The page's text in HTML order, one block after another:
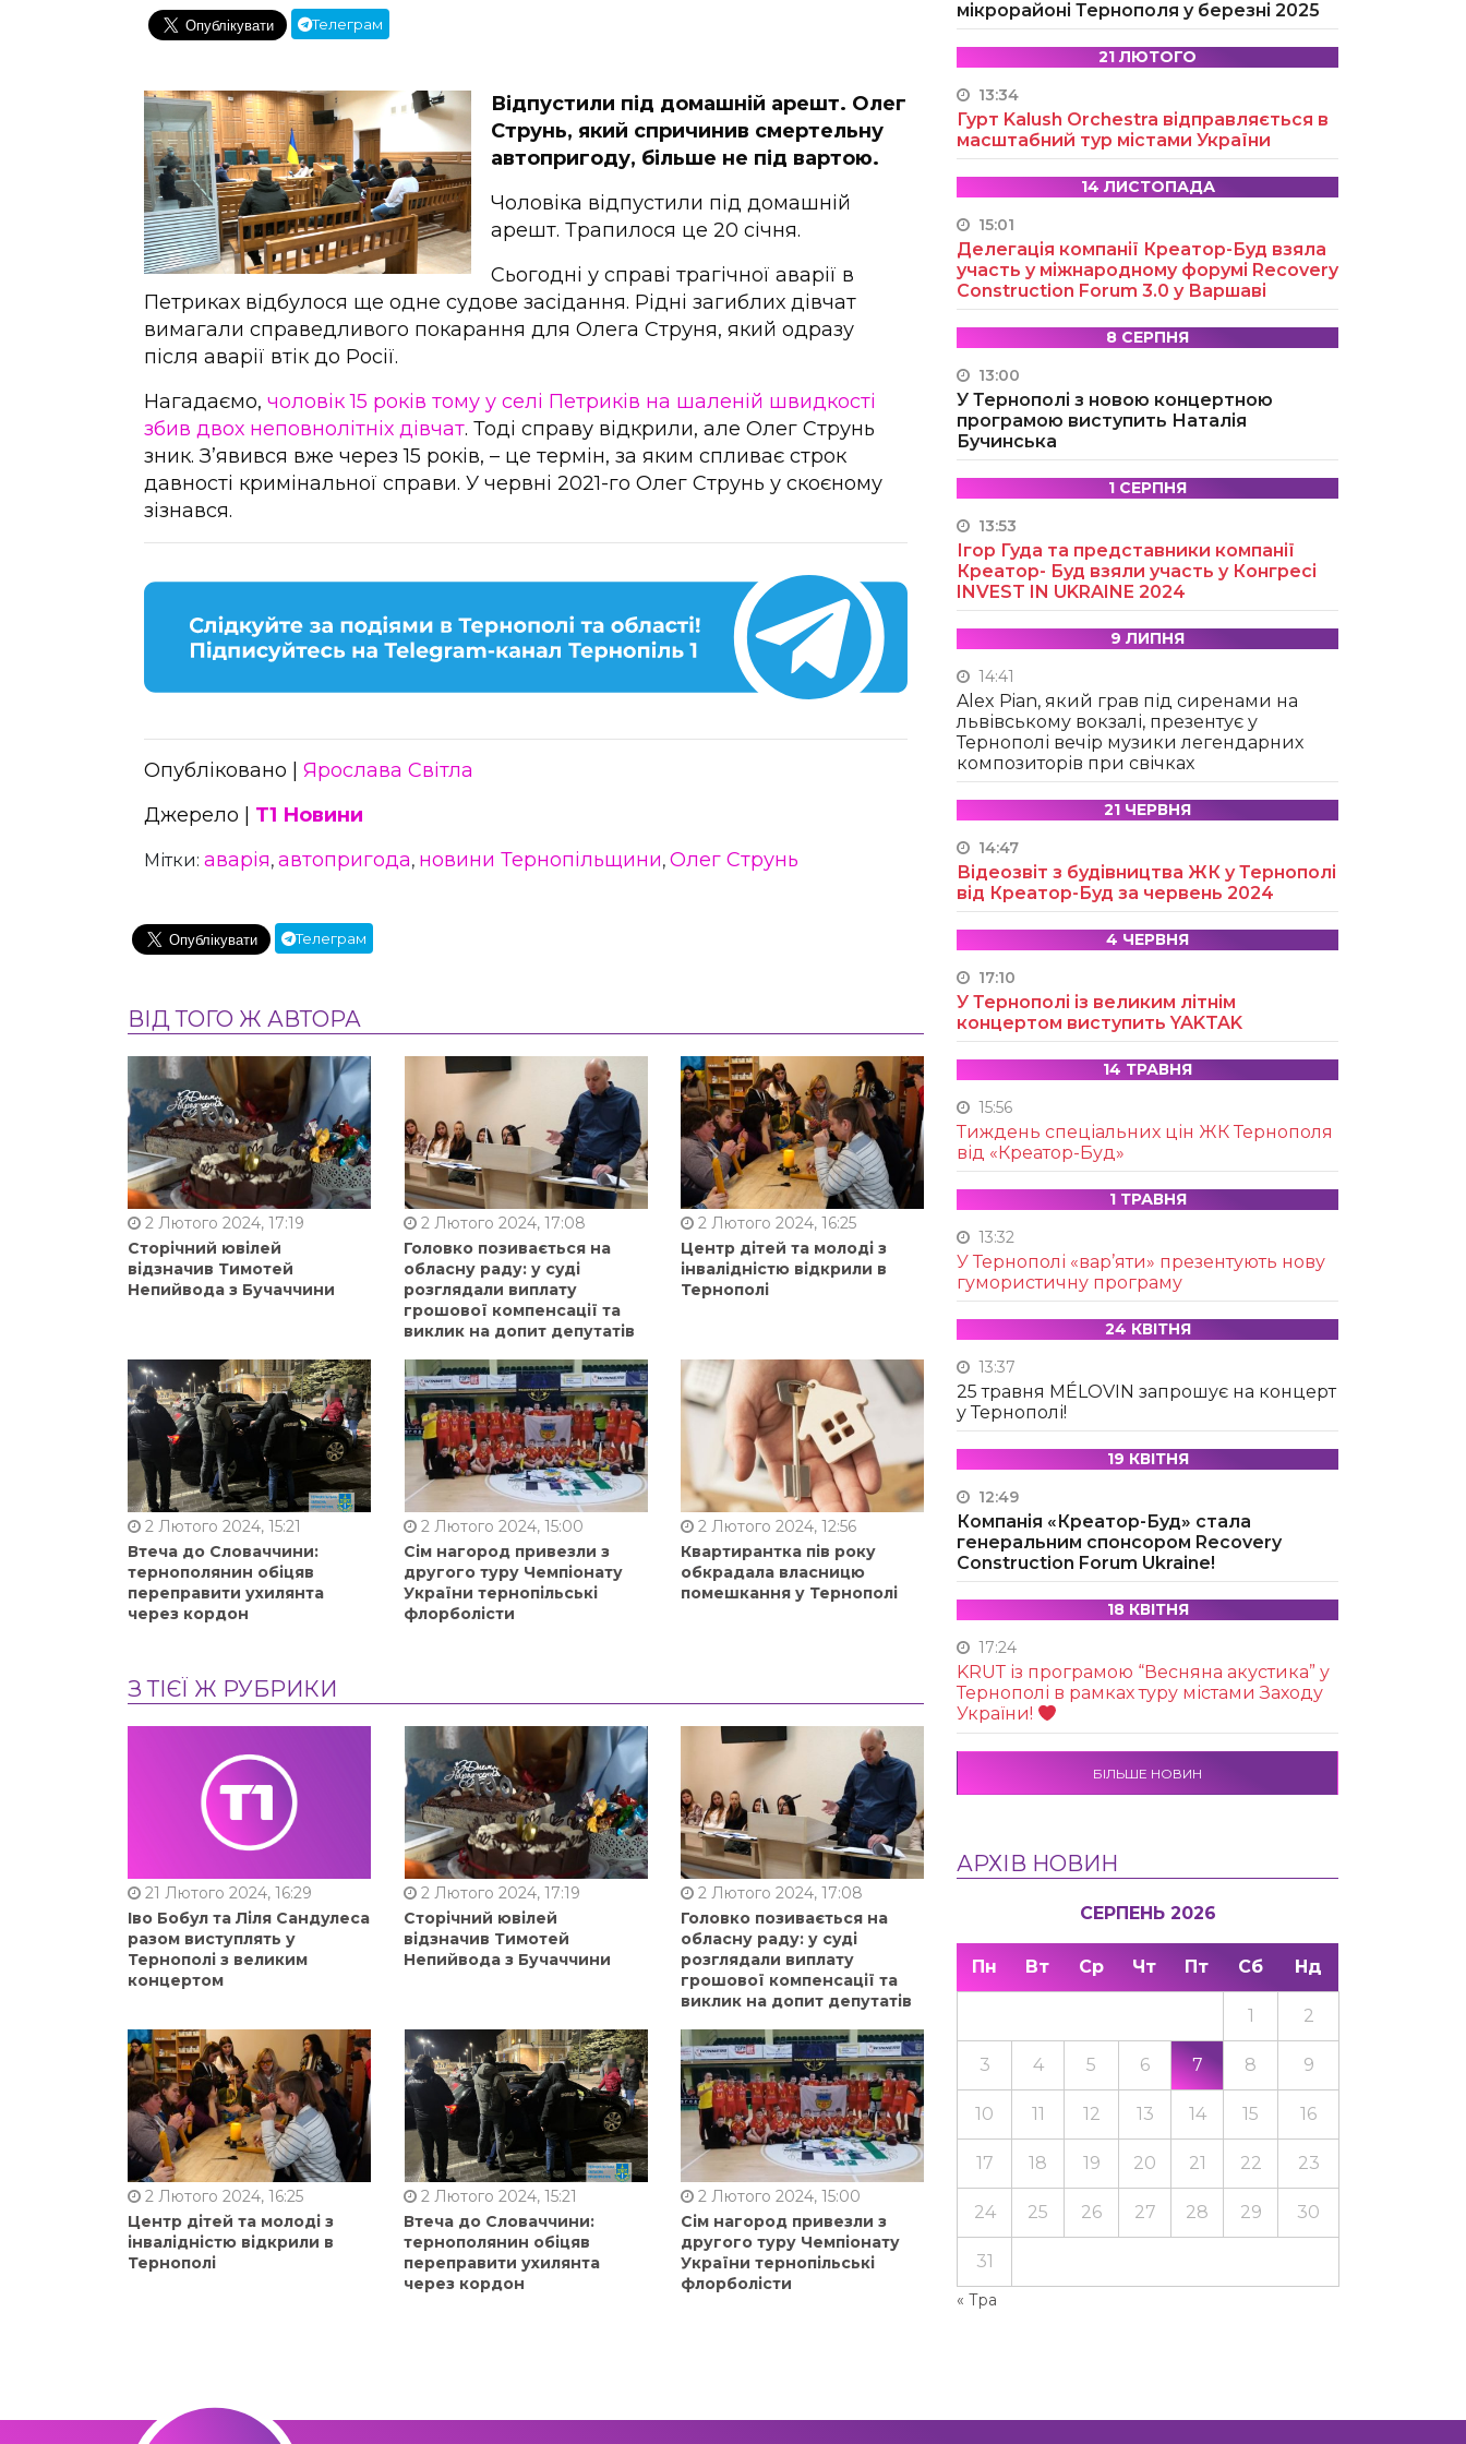
Телеграм
Відпустили під домашній арешт. Олег
Струнь, який спричинив смертельну
автопригоду, більше не під вартою.
Чоловіка відпустили під домашній
арешт. Трапилося це 20 січня.
Сьогодні у справі трагічної аварії в
Петриках відбулося ще одне судове засідання. Рідні загиблих дівчат
вимагали справедливого покарання для Олега Струня, який одразу
після аварії втік до Росії.
Нагадаємо, чоловік 15 років тому у селі Петриків на шаленій швидкості
збив двох неповнолітніх дівчат. Тоді справу відкрили, але Олег Струнь
зник. З’явився вже через 15 років, – це термін, за яким спливає строк
давності кримінальної справи. У червні 2021-го Олег Струнь у скоєному
зізнався.
Опубліковано | Ярослава Світла
Джерело | Т1 Новини
Мітки: аварія, автопригода, новини Тернопільщини, Олег Струнь
Телеграм
ВІД ТОГО Ж АВТОРА
2 Лютого 2024, 17:19
Сторічний ювілей
відзначив Тимотей
Непийвода з Бучаччини
2 Лютого 2024, 17:08
Головко позивається на
обласну раду: у суді
розглядали виплату
грошової компенсації та
виклик на допит депутатів
2 Лютого 2024, 16:25
Центр дітей та молоді з
інвалідністю відкрили в
Тернополі
2 Лютого 2024, 15:21
Втеча до Словаччини:
тернополянин обіцяв
переправити ухилянта
через кордон
2 Лютого 2024, 15:00
Сім нагород привезли з
другого туру Чемпіонату
України тернопільські
флорболісти
2 Лютого 2024, 12:56
Квартирантка пів року
обкрадала власницю
помешкання у Тернополі
З ТІЄЇ Ж РУБРИКИ
21 Лютого 2024, 16:29
Іво Бобул та Ліля Сандулеса
разом виступлять у
Тернополі з великим
концертом
2 Лютого 2024, 17:19
Сторічний ювілей
відзначив Тимотей
Непийвода з Бучаччини
2 Лютого 2024, 17:08
Головко позивається на
обласну раду: у суді
розглядали виплату
грошової компенсації та
виклик на допит депутатів
2 Лютого 2024, 16:25
Центр дітей та молоді з
інвалідністю відкрили в
Тернополі
2 Лютого 2024, 15:21
Втеча до Словаччини:
тернополянин обіцяв
переправити ухилянта
через кордон
2 Лютого 2024, 15:00
Сім нагород привезли з
другого туру Чемпіонату
України тернопільські
флорболісти
мікрорайоні Тернополя у березні 2025
21 ЛЮТОГО
13:34
Гурт Kalush Orchestra відправляється в
масштабний тур містами України
14 ЛИСТОПАДА
15:01
Делегація компанії Креатор-Буд взяла
участь у міжнародному форумі Recovery
Construction Forum 3.0 у Варшаві
8 СЕРПНЯ
13:00
У Тернополі з новою концертною
програмою виступить Наталія
Бучинська
1 СЕРПНЯ
13:53
Ігор Гуда та представники компанії
Креатор- Буд взяли участь у Конгресі
INVEST IN UKRAINE 2024
9 ЛИПНЯ
14:41
Alex Pian, який грав під сиренами на
львівському вокзалі, презентує у
Тернополі вечір музики легендарних
композиторів при свічках
21 ЧЕРВНЯ
14:47
Відеозвіт з будівництва ЖК у Тернополі
від Креатор-Буд за червень 2024
4 ЧЕРВНЯ
17:10
У Тернополі із великим літнім
концертом виступить YAKTAK
14 ТРАВНЯ
15:56
Тиждень спеціальних цін ЖК Тернополя
від «Креатор-Буд»
1 ТРАВНЯ
13:32
У Тернополі «вар’яти» презентують нову
гумористичну програму
24 КВІТНЯ
13:37
25 травня MÉLOVIN запрошує на концерт
у Тернополі!
19 КВІТНЯ
12:49
Компанія «Креатор-Буд» стала
генеральним спонсором Recovery
Construction Forum Ukraine!
18 КВІТНЯ
17:24
KRUТ із програмою “Весняна акустика” у
Тернополі в рамках туру містами Заходу
України!
БІЛЬШЕ НОВИН
АРХІВ НОВИН
СЕРПЕНЬ 2026
Пн Вт Ср Чт Пт Сб Нд
« Тра
1 2
3 4 5 6 7 8 9
10 11 12 13 14 15 16
17 18 19 20 21 22 23
24 25 26 27 28 29 30
31